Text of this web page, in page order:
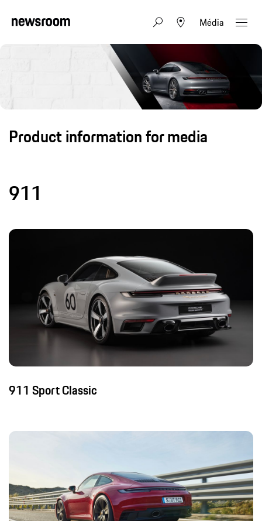
Média
Product information for media
911
911 Sport Classic